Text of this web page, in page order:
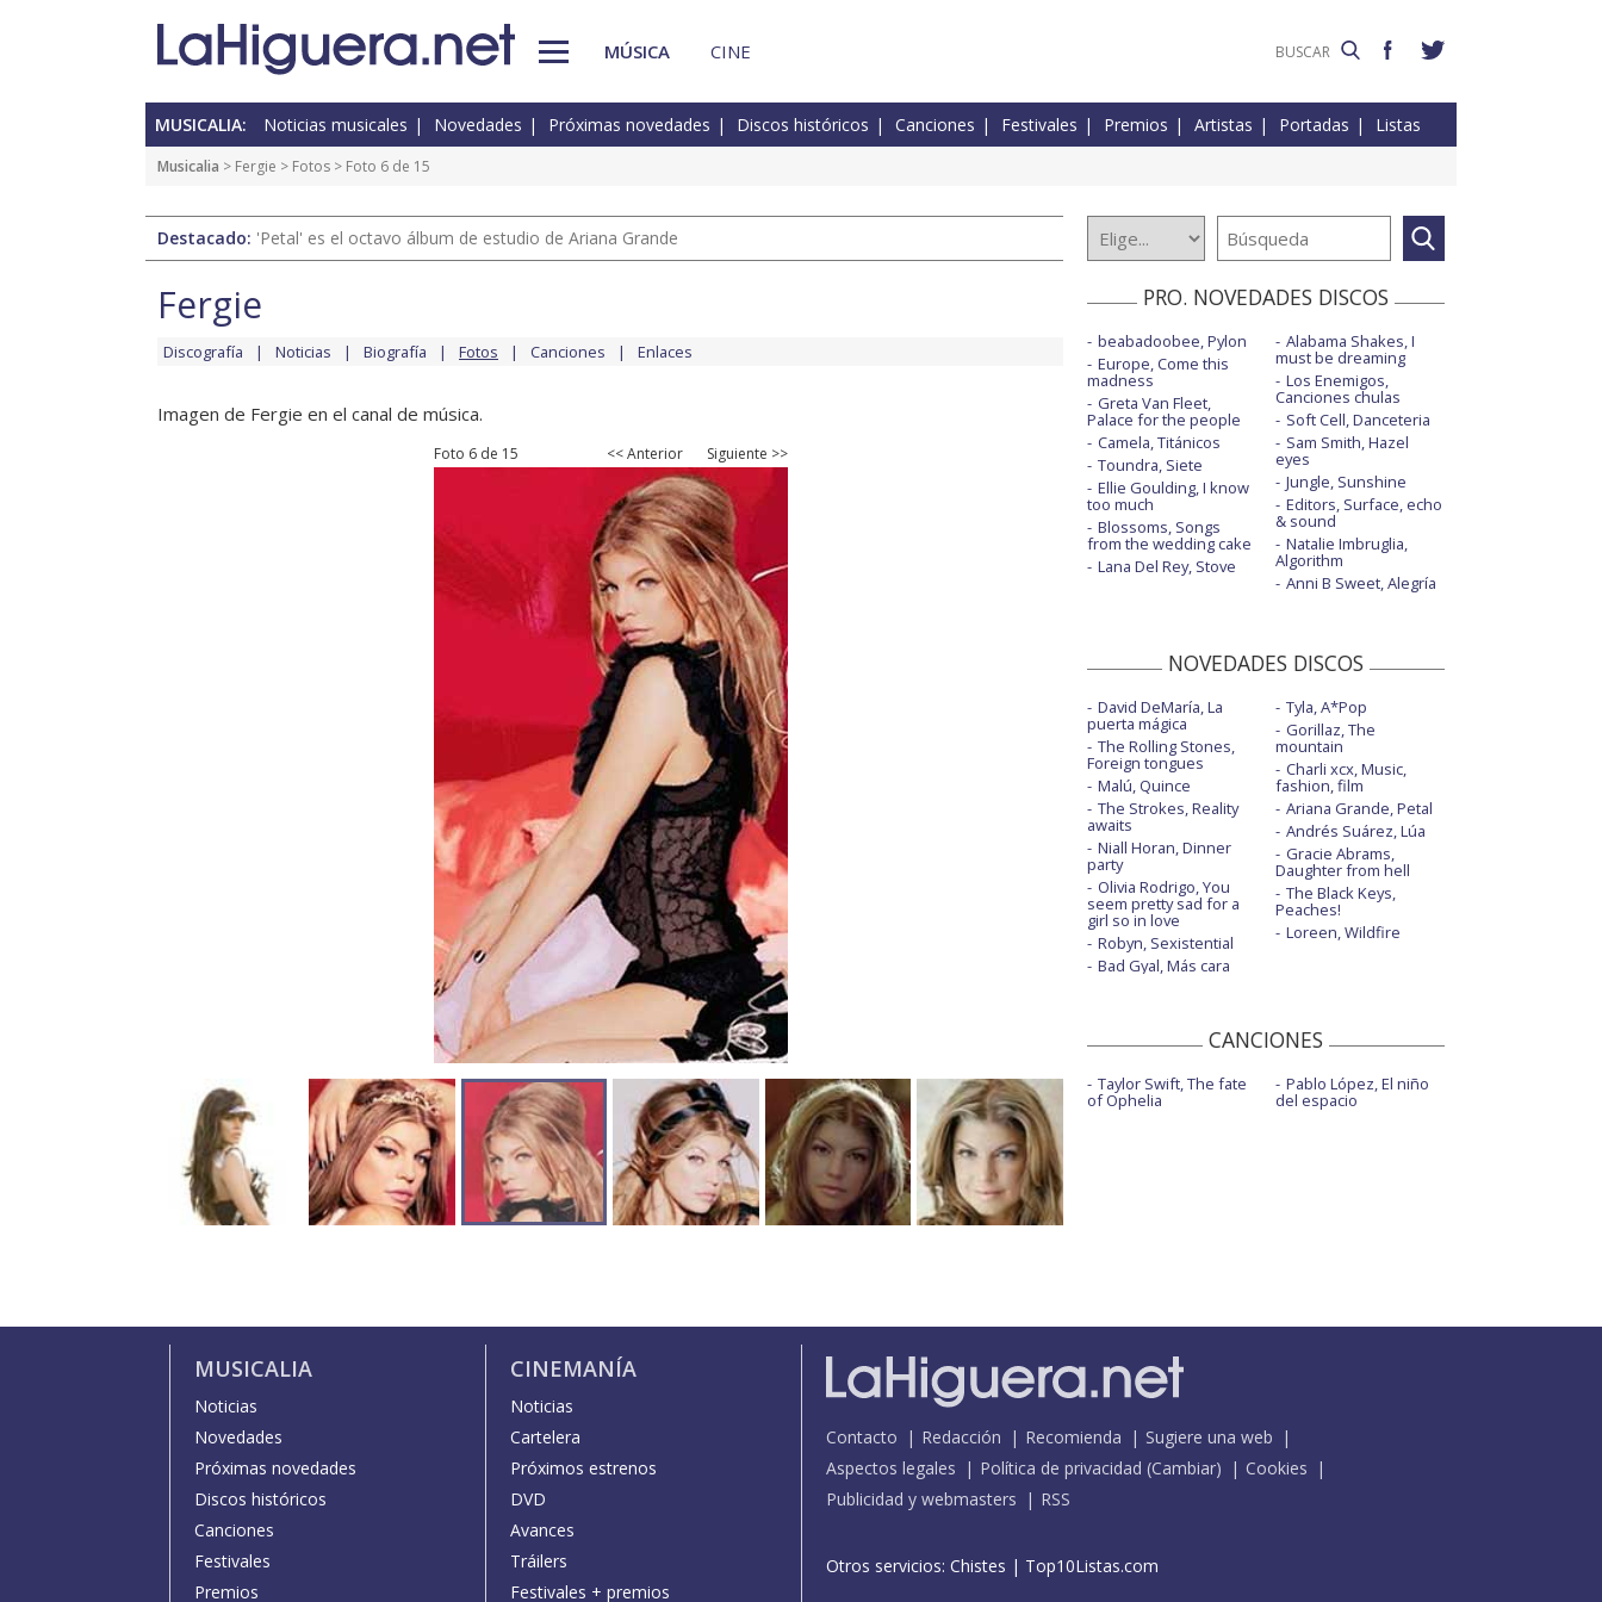
MÚSICA CINE
MUSICALIA: Noticias musicales Novedades Próximas novedades Discos históricos Canciones Festivales Premios Artistas Portadas Listas
Musicalia > Fergie > Fotos > Foto 6 de 15
Destacado: 'Petal' es el octavo álbum de estudio de Ariana Grande
Fergie
Discografía Noticias Biografía Fotos Canciones Enlaces
Imagen de Fergie en el canal de música.
Foto 6 de 15 << Anterior Siguiente >>
PRO. NOVEDADES DISCOS
beabadoobee, Pylon
Europe, Come this
madness
Greta Van Fleet,
Palace for the people
Camela, Titánicos
Toundra, Siete
Ellie Goulding, I know
too much
Blossoms, Songs
from the wedding cake
Lana Del Rey, Stove
Alabama Shakes, I
must be dreaming
Los Enemigos,
Canciones chulas
Soft Cell, Danceteria
Sam Smith, Hazel
eyes
Jungle, Sunshine
Editors, Surface, echo
& sound
Natalie Imbruglia,
Algorithm
Anni B Sweet, Alegría
NOVEDADES DISCOS
David DeMaría, La
puerta mágica
The Rolling Stones,
Foreign tongues
Malú, Quince
The Strokes, Reality
awaits
Niall Horan, Dinner
party
Olivia Rodrigo, You
seem pretty sad for a
girl so in love
Robyn, Sexistential
Bad Gyal, Más cara
Tyla, A*Pop
Gorillaz, The
mountain
Charli xcx, Music,
fashion, film
Ariana Grande, Petal
Andrés Suárez, Lúa
Gracie Abrams,
Daughter from hell
The Black Keys,
Peaches!
Loreen, Wildfire
CANCIONES
Taylor Swift, The fate
of Ophelia
Pablo López, El niño
del espacio
MUSICALIA
Noticias
Novedades
Próximas novedades
Discos históricos
Canciones
Festivales
Premios
CINEMANÍA
Noticias
Cartelera
Próximos estrenos
DVD
Avances
Tráilers
Festivales + premios
Contacto Redacción Recomienda
Sugiere una web
Aspectos legales
Política de privacidad (Cambiar)
Cookies
Publicidad y webmasters
RSS
Otros servicios: Chistes | Top10Listas.com